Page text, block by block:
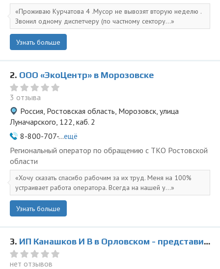
Проживаю Курчатова 4 .Мусор не вывозят вторую неделю .
Звонил одному диспетчеру (по частному сектору...
Узнать больше
2. ООО «ЭкоЦентр» в Морозовске
3 отзыва
Россия, Ростовская область, Морозовск, улица
Луначарского, 122, каб. 2
8-800-707-...ещё
Региональный оператор по обращению с ТКО Ростовской
области
Хочу сказать спасибо рабочим за их труд. Меня на 100%
устраивает работа оператора. Всегда на нашей у...
Узнать больше
3. ИП Канашков И В в Орловском - представитель ООО Ведущая Утилизирующая Компания
нет отзывов